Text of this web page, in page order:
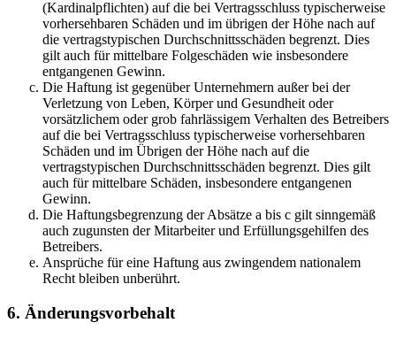
(Kardinalpflichten) auf die bei Vertragsschluss typischerweise
vorhersehbaren Schäden und im übrigen der Höhe nach auf
die vertragstypischen Durchschnittsschäden begrenzt. Dies
gilt auch für mittelbare Folgeschäden wie insbesondere
entgangenen Gewinn.
Die Haftung ist gegenüber Unternehmern außer bei der
Verletzung von Leben, Körper und Gesundheit oder
vorsätzlichem oder grob fahrlässigem Verhalten des Betreibers
auf die bei Vertragsschluss typischerweise vorhersehbaren
Schäden und im Übrigen der Höhe nach auf die
vertragstypischen Durchschnittsschäden begrenzt. Dies gilt
auch für mittelbare Schäden, insbesondere entgangenen
Gewinn.
Die Haftungsbegrenzung der Absätze a bis c gilt sinngemäß
auch zugunsten der Mitarbeiter und Erfüllungsgehilfen des
Betreibers.
Ansprüche für eine Haftung aus zwingendem nationalem
Recht bleiben unberührt.
6. Änderungsvorbehalt